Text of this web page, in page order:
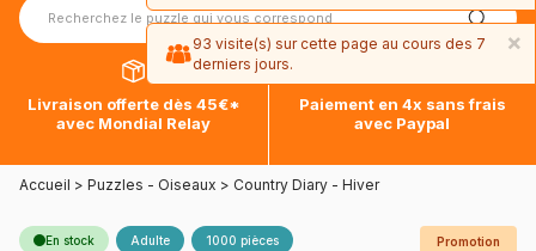
Livraison offerte dès 45€*
avec Mondial Relay
Paiement en 4x sans frais
avec Paypal
Accueil > Puzzles - Oiseaux > Country Diary - Hiver
En stock Adulte 1000 pièces Promotion
×
93 visite(s) sur cette page au cours des 7
derniers jours.